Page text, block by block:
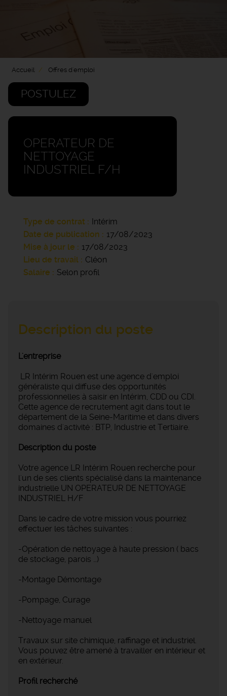
Accueil Offres d'emploi
POSTULEZ
OPERATEUR DE
NETTOYAGE
INDUSTRIEL F/H
Type de contrat
Intérim
Date de publication
17/08/2023
Mise à jour le
17/08/2023
Lieu de travail
Cléon
Salaire
Selon profil
Description du poste
L'entreprise
LR Intérim Rouen est une agence d'emploi
généraliste qui diffuse des opportunités
professionnelles à saisir en Intérim, CDD ou CDI.
Cette agence de recrutement agit dans tout le
département de la Seine-Maritime et dans divers
domaines d'activité : BTP, Industrie et Tertiaire.
Description du poste
Votre agence LR Intérim Rouen recherche pour
l'un de ses clients spécialisé dans la maintenance
industrielle UN OPERATEUR DE NETTOYAGE
INDUSTRIEL H/F
Dans le cadre de votre mission vous pourriez
effectuer les tâches suivantes :
-Opération de nettoyage à haute pression ( bacs
de stockage, parois …)
-Montage Démontage
-Pompage, Curage
-Nettoyage manuel
Travaux sur site chimique, raffinage et industriel.
Vous pouvez être amené à travailler en intérieur et
en extérieur.
Profil recherché